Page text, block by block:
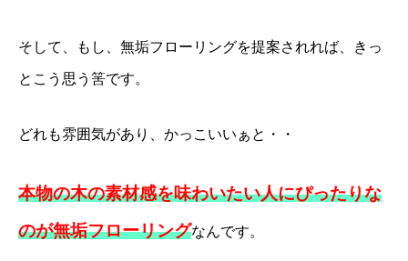
そして、もし、無垢フローリングを提案されれば、きっ
とこう思う筈です。
どれも雰囲気があり、かっこいいぁと・・
本物の木の素材感を味わいたい人にぴったりな
のが無垢フローリングなんです。